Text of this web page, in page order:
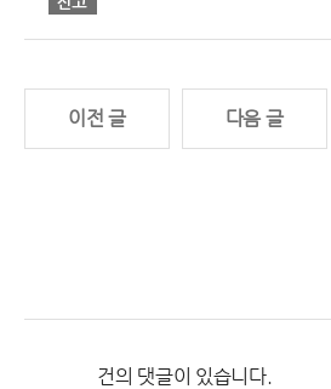
이전 글 다음 글
건의 댓글이 있습니다.